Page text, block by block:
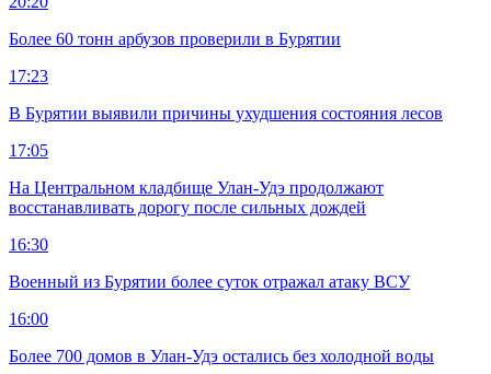
Более 60 тонн арбузов проверили в Бурятии
17:23
В Бурятии выявили причины ухудшения состояния лесов
17:05
На Центральном кладбище Улан-Удэ продолжают
восстанавливать дорогу после сильных дождей
16:30
Военный из Бурятии более суток отражал атаку ВСУ
16:00
Более 700 домов в Улан-Удэ остались без холодной воды